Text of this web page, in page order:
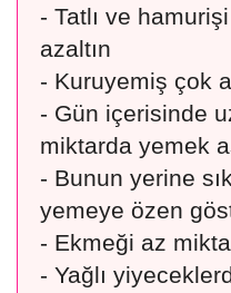
- Tatlı ve
azaltın
- Kuruyemiş çok
- Gün içerisinde
miktarda yemek
- Bunun yerine
yemeye özen
- Ekmeği az
- Yağlı